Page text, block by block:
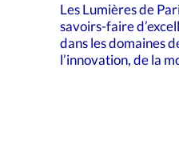
Les Lumières de
savoirs-faire
dans les domaines
l’innovation, de la